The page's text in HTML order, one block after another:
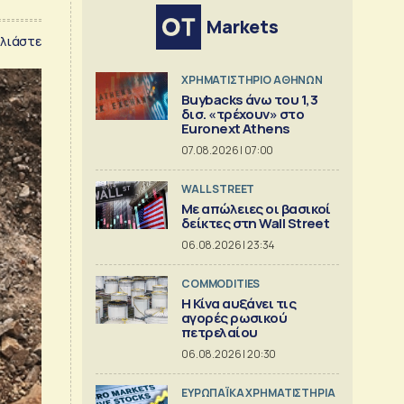
Markets
XΡΗΜΑΤΙΣΤΗΡΙΟ ΑΘΗΝΩΝ
Buybacks άνω του 1,3
δισ. «τρέχουν» στο
Euronext Athens
07.08.2026 | 07:00
WALL STREET
Με απώλειες οι βασικοί
δείκτες στη Wall Street
06.08.2026 | 23:34
COMMODITIES
Η Κίνα αυξάνει τις
αγορές ρωσικού
πετρελαίου
06.08.2026 | 20:30
ΕΥΡΩΠΑΪΚΑ ΧΡΗΜΑΤΙΣΤΗΡΙΑ